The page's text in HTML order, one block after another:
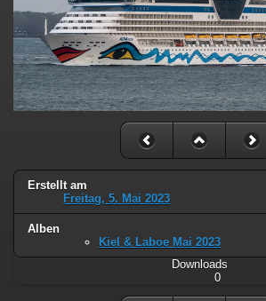
Erstellt am
Freitag, 5. Mai 2023
Alben
Kiel & Laboe Mai 2023
Downloads
0